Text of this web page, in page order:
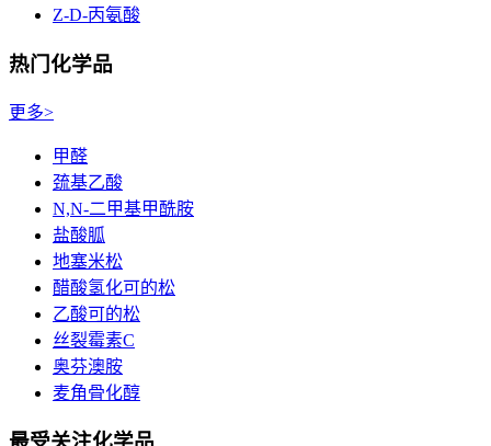
Z-D-丙氨酸
热门化学品
更多>
甲醛
巯基乙酸
N,N-二甲基甲酰胺
盐酸胍
地塞米松
醋酸氢化可的松
乙酸可的松
丝裂霉素C
奥芬澳胺
麦角骨化醇
最受关注化学品